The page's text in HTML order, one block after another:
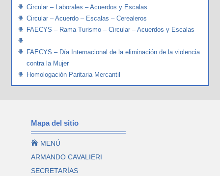
Circular – Laborales – Acuerdos y Escalas
Circular – Acuerdo – Escalas – Cerealeros
FAECYS – Rama Turismo – Circular – Acuerdos y Escalas
FAECYS – Día Internacional de la eliminación de la violencia
contra la Mujer
Homologación Paritaria Mercantil
Mapa del sitio
 MENÚ
ARMANDO CAVALIERI
SECRETARÍAS